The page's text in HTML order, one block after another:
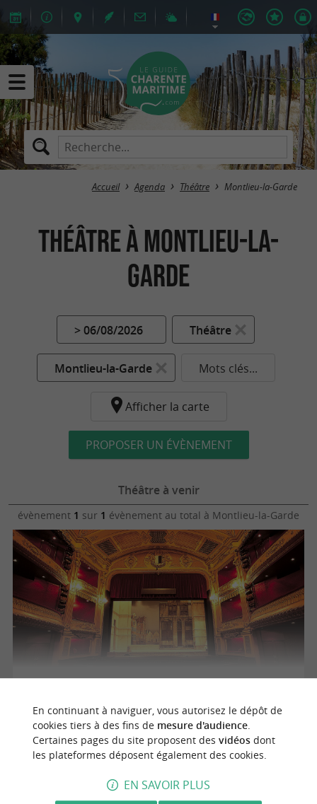
Accueil Agenda Théâtre Montlieu-la-Garde
Théâtre à Montlieu-la-
Garde
> 06/08/2026 Théâtre
Montlieu-la-Garde Mots clés...
Afficher la carte
PROPOSER UN ÉVÈNEMENT
Théâtre à venir
évènement 1 sur 1 évènement au total à Montlieu-la-Garde
22/08/2026
Montlieu-la-Garde
En continuant à naviguer, vous autorisez le dépôt de
cookies tiers à des fins de mesure d'audience.
Certaines pages du site proposent des vidéosdont
les plateformes déposent également des cookies.
EN SAVOIR PLUS